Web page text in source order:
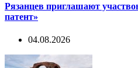
Рязанцев приглашают
патент»
04.08.2026